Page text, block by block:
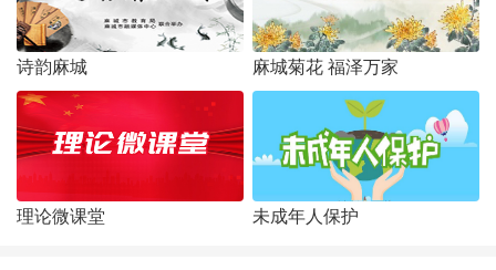
诗韵麻城 麻城菊花 福泽万家
理论微课堂 未成年人保护